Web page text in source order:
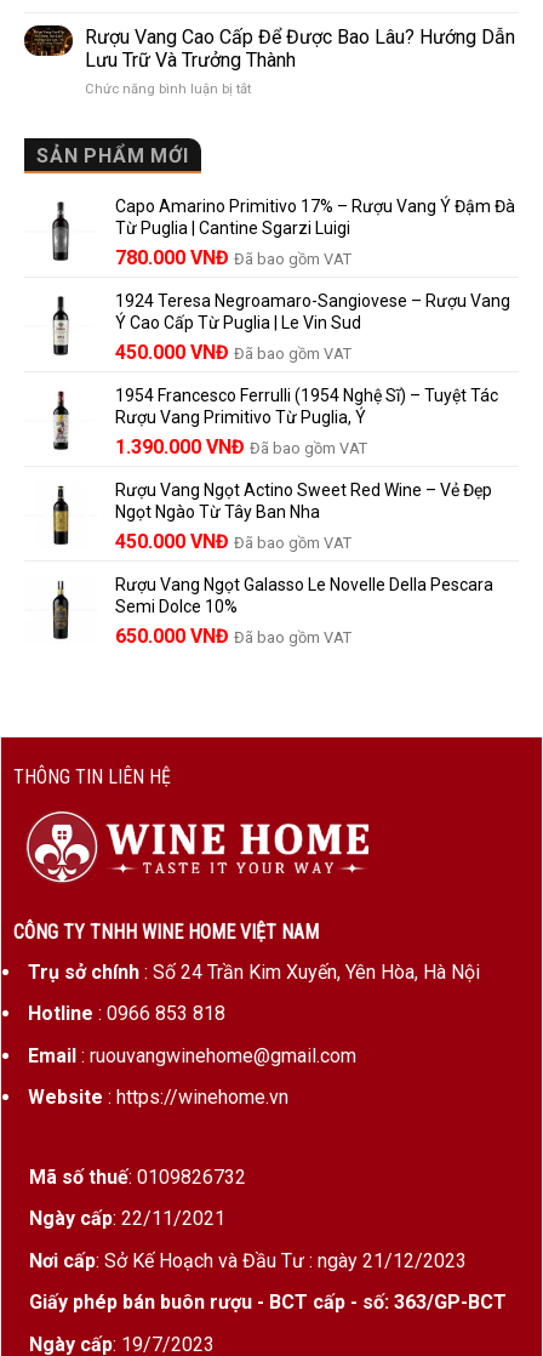
Dễ
Hiểu
Người
khác
nhau
và
vì
lựa
chọn
đáng
en
Bouteille
au
Château
nhãn
rượu
vang
và
những
người
vang
nên
biết
Rượu Vang Cao Cấp Để Được Bao Lâu? Hướng Dẫn
Lưu Trữ Và Trưởng Thành
Chức năng bình luận bị tắtở
Được
Bao
Lâu?
Hướng
Dẫn
Lưu
Trữ
Và
Thành
SẢN PHẨM MỚI
Capo Amarino Primitivo 17% – Rượu Vang Ý Đậm Đà
Từ Puglia | Cantine Sgarzi Luigi
Giá
là:
858.000 VNĐ.
780.000 VNĐ Giá
tại
là:
780.000 VNĐ.
Đã bao gồm VAT
1924 Teresa Negroamaro-Sangiovese – Rượu Vang
Ý Cao Cấp Từ Puglia | Le Vin Sud
Giá
là:
495.000 VNĐ.
450.000 VNĐ Giá
tại
là:
450.000 VNĐ.
Đã bao gồm VAT
1954 Francesco Ferrulli (1954 Nghệ Sĩ) – Tuyệt Tác
Rượu Vang Primitivo Từ Puglia, Ý
Giá
là:
1.529.000 VNĐ.
1.390.000 VNĐ Giá
tại
là:
1.390.000 VNĐ.
Đã bao gồm VAT
Rượu Vang Ngọt Actino Sweet Red Wine – Vẻ Đẹp
Ngọt Ngào Từ Tây Ban Nha
450.000 VNĐ Đã bao gồm VAT
Rượu Vang Ngọt Galasso Le Novelle Della Pescara
Semi Dolce 10%
650.000 VNĐ Đã bao gồm VAT
THÔNG TIN LIÊN HỆ
CÔNG TY TNHH WINE HOME VIỆT NAM
Trụ sở chính: Số 24 Trần Kim Xuyến, Yên Hòa, Hà Nội
Hotline : 0966 853 818
Email: ruouvangwinehome@gmail.com
Website : https://winehome.vn
Mã số thuế: 0109826732
Ngày cấp: 22/11/2021
Nơi cấp: Sở Kế Hoạch và Đầu Tư : ngày 21/12/2023
Giấy phép bán buôn rượu - BCT cấp - số: 363/GP-BCT
Ngày cấp: 19/7/2023